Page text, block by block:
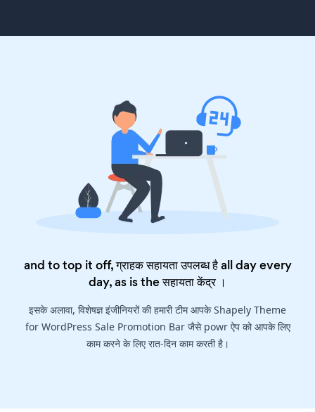
and to top it off, ग्राहक सहायता उपलब्ध है all day every
day, as is theसहायता केंद्र।
इसके अलावा, विशेषज्ञ इंजीनियरों की हमारी टीम आपके Shapely Theme
for WordPress Sale Promotion Bar जैसे powr ऐप को आपके लिए
काम करने के लिए रात-दिन काम करती है।